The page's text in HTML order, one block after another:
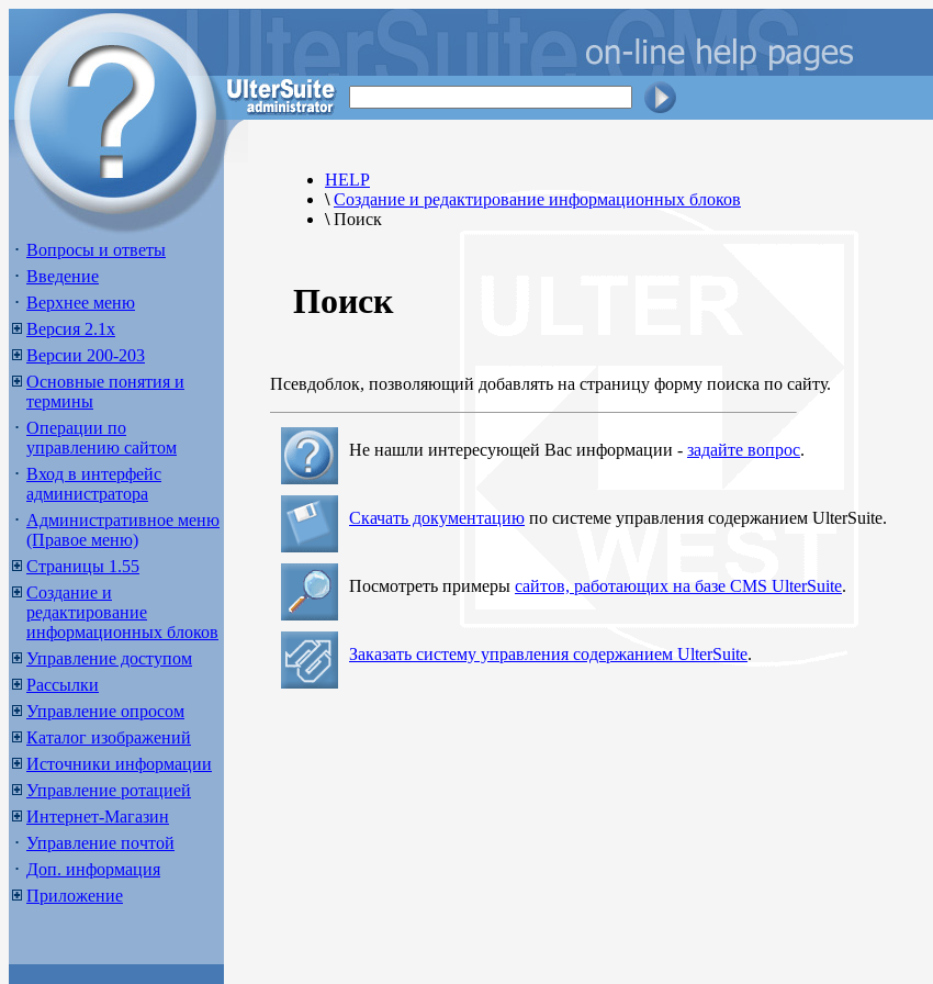
Вопросы и ответы
Введение
Верхнее меню
Версия 2.1х
Версии 200-203
Основные понятия и
термины
Операции по
управлению сайтом
Вход в интерфейс
администратора
Административное меню
(Правое меню)
Страницы 1.55
Создание и
редактирование
информационных блоков
Управление доступом
Рассылки
Управление опросом
Каталог изображений
Источники информации
Управление ротацией
Интернет-Магазин
Управление почтой
Доп. информация
Приложение
HELP
\Создание и редактирование информационных блоков
\Поиск
Поиск
Псевдоблок, позволяющий добавлять на страницу форму поиска по сайту.
Не нашли интересующей Вас информации - задайте вопрос.
Скачать документацию по системе управления содержанием UlterSuite.
Посмотреть примеры сайтов, работающих на базе CMS UlterSuite.
Заказать систему управления содержанием UlterSuite.